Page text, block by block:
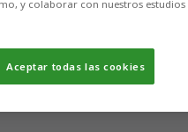
y colaborar con nuestros
Aceptar todas las cookies